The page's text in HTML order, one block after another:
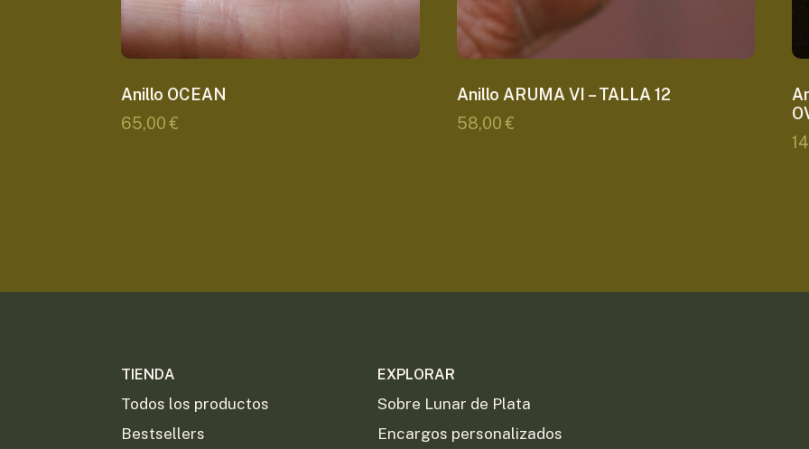
Anillo OCEAN
65,00€
Anillo ARUMA VI – TALLA 12
58,00€
TIENDA
Todos los productos
Bestsellers
EXPLORAR
Sobre Lunar de Plata
Encargos personalizados